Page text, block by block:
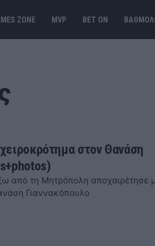
ΖΟΝΕ MVP BET ΟΝ
στον Θανάση
από τη Μητρόπολη αποχαιρέτησε
Γιαννακόπουλο